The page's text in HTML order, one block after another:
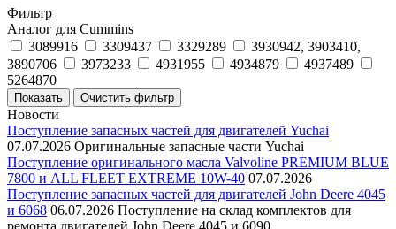
Фильтр
Аналог для Cummins
3089916
3309437 3329289
3930942, 3903410,
3890706
3973233 4931955 4934879
4937489
5264870
Новости
Поступление запасных частей для двигателей Yuchai
07.07.2026 Оригинальные запасные части Yuchai
Поступление оригинального масла Valvoline PREMIUM BLUE
7800 и ALL FLEET EXTREME 10W-40 07.07.2026
Поступление запасных частей для двигателей John Deere 4045
и 6068 06.07.2026 Поступление на склад комплектов для
ремонта двигателей John Deere 4045 и 6090